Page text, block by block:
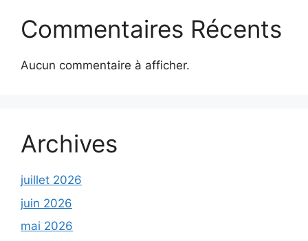
Commentaires Récents
Aucun commentaire à afficher.
Archives
juillet 2026
juin 2026
mai 2026